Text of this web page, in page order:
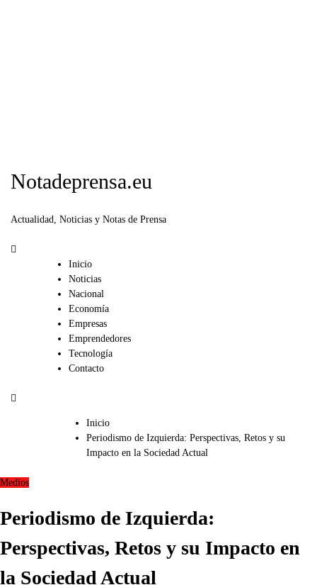
Notadeprensa.eu
Actualidad, Noticias y Notas de Prensa
Inicio
Noticias
Nacional
Economía
Empresas
Emprendedores
Tecnología
Contacto
Inicio
Periodismo de Izquierda: Perspectivas, Retos y su
Impacto en la Sociedad Actual
Medios
Periodismo de Izquierda:
Perspectivas, Retos y su Impacto en
la Sociedad Actual